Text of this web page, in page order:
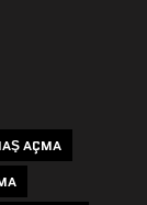
AÇMA